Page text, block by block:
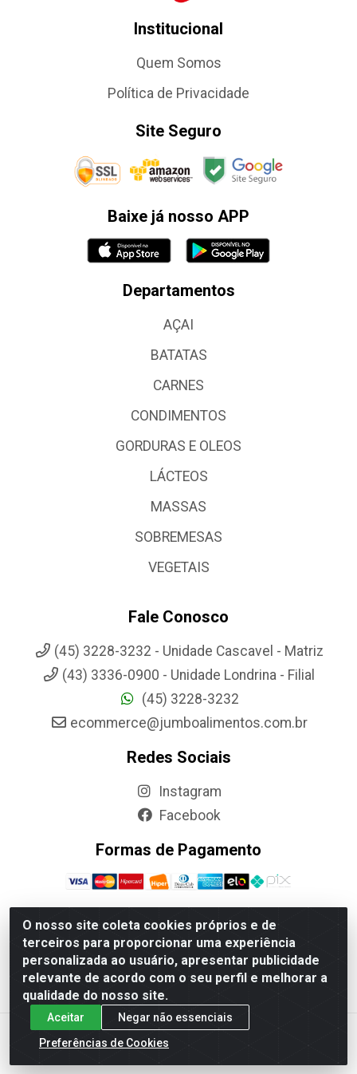
O nosso site coleta cookies próprios e de
terceiros para proporcionar uma experiência
personalizada ao usuário, apresentar publicidade
relevante de acordo com o seu perfil e melhorar a
qualidade do nosso site.
Aceitar
Negar não essenciais
Preferências de Cookies
Institucional
Quem Somos
Política de Privacidade
Site Seguro
Baixe já nosso APP
Departamentos
AÇAI
BATATAS
CARNES
CONDIMENTOS
GORDURAS E OLEOS
LÁCTEOS
MASSAS
SOBREMESAS
VEGETAIS
Fale Conosco
(45) 3228-3232 - Unidade Cascavel - Matriz
(43) 3336-0900 - Unidade Londrina - Filial
(45) 3228-3232
ecommerce@jumboalimentos.com.br
Redes Sociais
Instagram
Facebook
Formas de Pagamento
Jumbo Alimentos Cascavel - Matriz - Rua Itatiba Do Sul,
161 - Santos Dumont, Cascavel-PR - CEP 85804-700-
CNPJ 85.522.043/0001-90